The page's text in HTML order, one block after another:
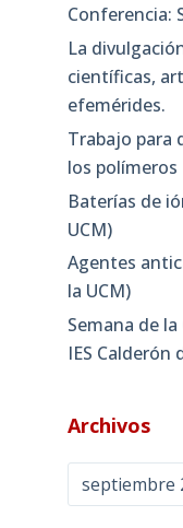
Conferencia:
La
científicas,
efemérides.
Trabajo para
los polímeros
Baterías de
UCM)
Agentes
la UCM)
Semana de
IES Calderón
Archivos
Archivos